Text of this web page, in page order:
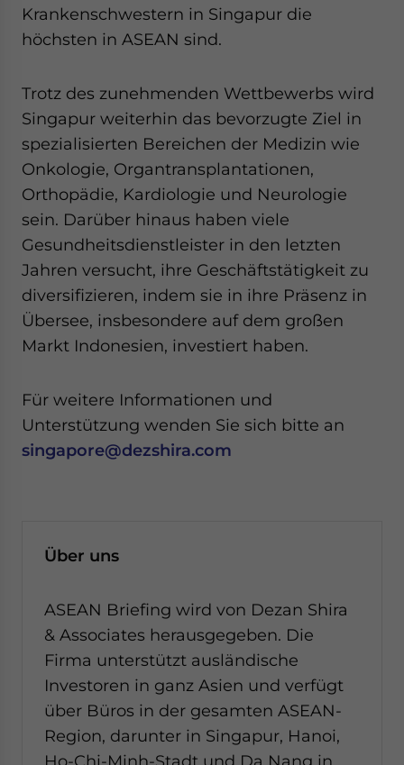
Krankenschwestern in Singapur die
höchsten in ASEAN sind.
Trotz des zunehmenden Wettbewerbs wird
Singapur weiterhin das bevorzugte Ziel in
spezialisierten Bereichen der Medizin wie
Onkologie, Organtransplantationen,
Orthopädie, Kardiologie und Neurologie
sein. Darüber hinaus haben viele
Gesundheitsdienstleister in den letzten
Jahren versucht, ihre Geschäftstätigkeit zu
diversifizieren, indem sie in ihre Präsenz in
Übersee, insbesondere auf dem großen
Markt Indonesien, investiert haben.
Für weitere Informationen und
Unterstützung wenden Sie sich bitte an
singapore@dezshira.com
Über uns
ASEAN Briefing wird von Dezan Shira
& Associates herausgegeben. Die
Firma unterstützt ausländische
Investoren in ganz Asien und verfügt
über Büros in der gesamten ASEAN-
Region, darunter in Singapur, Hanoi,
Ho-Chi-Minh-Stadt und Da Nang in